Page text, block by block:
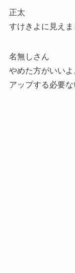
正太
すけきよに見えま
名無しさん
やめた方がいいよ
アップする必要な